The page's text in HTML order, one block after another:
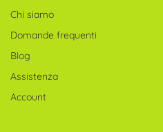
Chi siamo
Domande frequenti
Blog
Assistenza
Account